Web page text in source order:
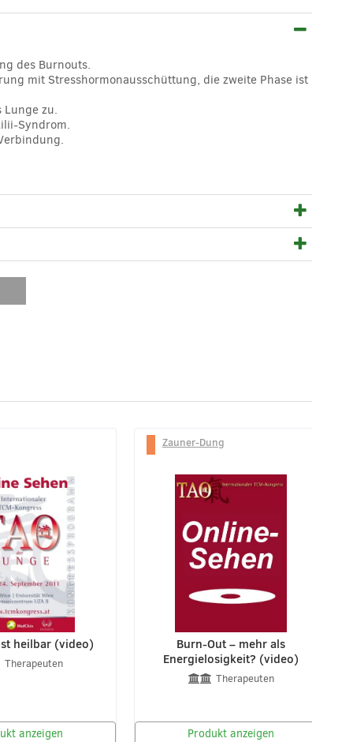
des Burnouts.
mit Stresshormonausschüttung, die zweite Phase ist
zu.
Syndrom.
heilbar (video)
Therapeuten
anzeigen
Zauner-Dung
Burn-Out – mehr als
Energielosigkeit? (video)
Therapeuten
Produkt anzeigen